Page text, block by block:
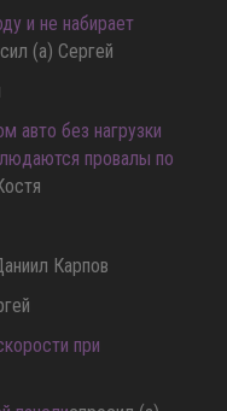
и не набирает
(а) Сергей
авто без нагрузки
провалы по
Карпов
при